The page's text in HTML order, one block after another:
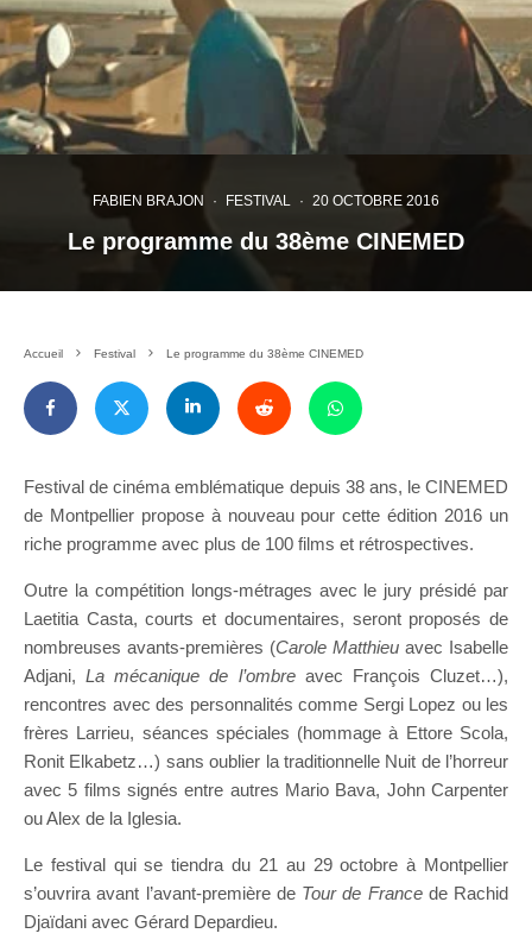
FABIEN BRAJON · FESTIVAL · 20 OCTOBRE 2016
Le programme du 38ème CINEMED
Accueil Festival Le programme du 38ème CINEMED
Festival de cinéma emblématique depuis 38 ans, le CINEMED
de Montpellier propose à nouveau pour cette édition 2016 un
riche programme avec plus de 100 films et rétrospectives.
Outre la compétition longs-métrages avec le jury présidé par
Laetitia Casta, courts et documentaires, seront proposés de
nombreuses avants-premières (Carole Matthieu avec Isabelle
Adjani,La mécanique de l’ombreavec François Cluzet…),
rencontres avec des personnalités comme Sergi Lopez ou les
frères Larrieu, séances spéciales (hommage à Ettore Scola,
Ronit Elkabetz…) sans oublier la traditionnelle Nuit de l’horreur
avec 5 films signés entre autres Mario Bava, John Carpenter
ou Alex de la Iglesia.
Le festival qui se tiendra du 21 au 29 octobre à Montpellier
s’ouvrira avant l’avant-première de Tour de Francede Rachid
Djaïdani avec Gérard Depardieu.